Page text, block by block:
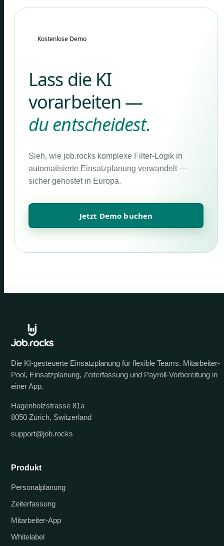
Kostenlose Demo
Lass die KI
vorarbeiten —
du entscheidest.
Sieh, wie job.rocks komplexe Filter-Logik in
automatisierte Einsatzplanung verwandelt —
sicher gehostet in Europa.
Jetzt Demo buchen
Die KI-gesteuerte Einsatzplanung für flexible Teams. Mitarbeiter-
Pool, Einsatzplanung, Zeiterfassung und Payroll-Vorbereitung in
einer App.
Hagenholzstrasse 81a
8050 Zürich, Switzerland
support@job.rocks
Produkt
Personalplanung
Zeiterfassung
Mitarbeiter-App
Whitelabel